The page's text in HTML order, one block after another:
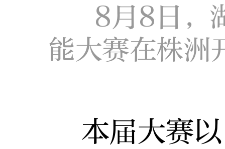
8月8日，
能大赛在株
本届大赛以